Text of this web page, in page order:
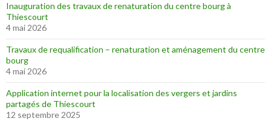
Inauguration des travaux de renaturation du centre bourg à
Thiescourt
4 mai 2026
Travaux de requalification – renaturation et aménagement du centre
bourg
4 mai 2026
Application internet pour la localisation des vergers et jardins
partagés de Thiescourt
12 septembre 2025